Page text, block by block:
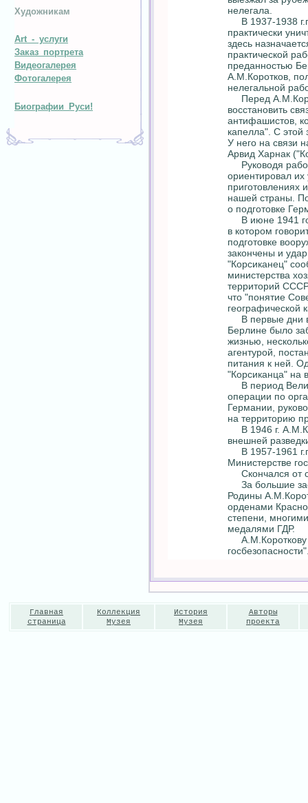
Художникам
Art - услуги
Заказ портрета
Видеогалерея
Фотогалерея
Биографии Руси!
нелегала.
В 1937-1938
практически
здесь
практической
преданностью
А.М.Коротков,
нелегальной
Перед
восстановить
антифашистов,
капелла". С этой
У него на связи
Арвид Харнак
Руководя
ориентировал
приготовлениях
нашей страны.
о подготовке
В июне 1941
в котором
подготовке
закончены и
"Корсиканец"
министерства
территорий
что "понятие
географической
В первые дни
Берлине было
жизнью,
агентурой,
питания к ней.
"Корсиканца" на
В период
операции по
Германии,
на территорию
В 1946 г.
внешней
В 1957-1961
Министерстве
Скончался от
За большие
Родины
орденами
степени,
медалями ГДР.
А.М.Короткову
Главная
страница
Коллекция
Музея
История
Музея
Авторы
проекта